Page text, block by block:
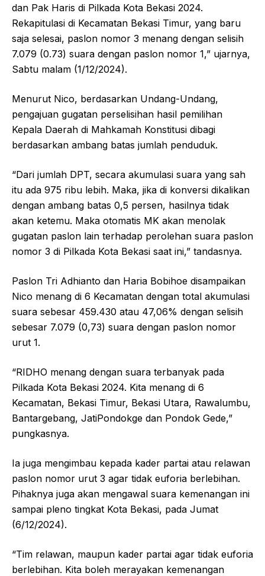
dan Pak Haris di Pilkada Kota Bekasi 2024.
Rekapitulasi di Kecamatan Bekasi Timur, yang baru
saja selesai, paslon nomor 3 menang dengan selisih
7.079 (0.73) suara dengan paslon nomor 1,” ujarnya,
Sabtu malam (1/12/2024).
Menurut Nico, berdasarkan Undang-Undang,
pengajuan gugatan perselisihan hasil pemilihan
Kepala Daerah di Mahkamah Konstitusi dibagi
berdasarkan ambang batas jumlah penduduk.
“Dari jumlah DPT, secara akumulasi suara yang sah
itu ada 975 ribu lebih. Maka, jika di konversi dikalikan
dengan ambang batas 0,5 persen, hasilnya tidak
akan ketemu. Maka otomatis MK akan menolak
gugatan paslon lain terhadap perolehan suara paslon
nomor 3 di Pilkada Kota Bekasi saat ini,” tandasnya.
Paslon Tri Adhianto dan Haria Bobihoe disampaikan
Nico menang di 6 Kecamatan dengan total akumulasi
suara sebesar 459.430 atau 47,06% dengan selisih
sebesar 7.079 (0,73) suara dengan paslon nomor
urut 1.
“RIDHO menang dengan suara terbanyak pada
Pilkada Kota Bekasi 2024. Kita menang di 6
Kecamatan, Bekasi Timur, Bekasi Utara, Rawalumbu,
Bantargebang, JatiPondokge dan Pondok Gede,”
pungkasnya.
Ia juga mengimbau kepada kader partai atau relawan
paslon nomor urut 3 agar tidak euforia berlebihan.
Pihaknya juga akan mengawal suara kemenangan ini
sampai pleno tingkat Kota Bekasi, pada Jumat
(6/12/2024).
“Tim relawan, maupun kader partai agar tidak euforia
berlebihan. Kita boleh merayakan kemenangan